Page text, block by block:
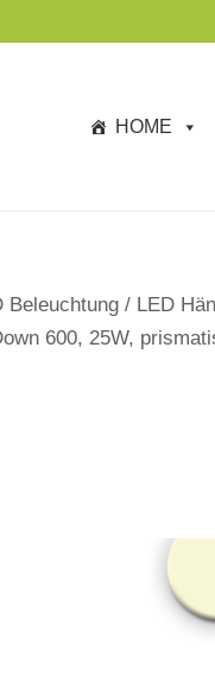
HOME
Beleuchtung / LED
600, 25W,